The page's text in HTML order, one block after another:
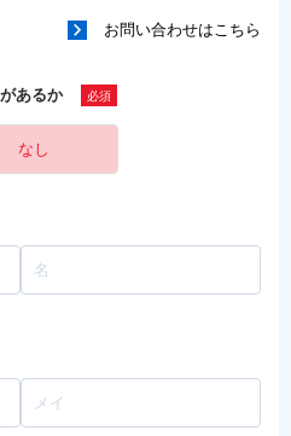
お問い合わせはこちら
あるか
なし